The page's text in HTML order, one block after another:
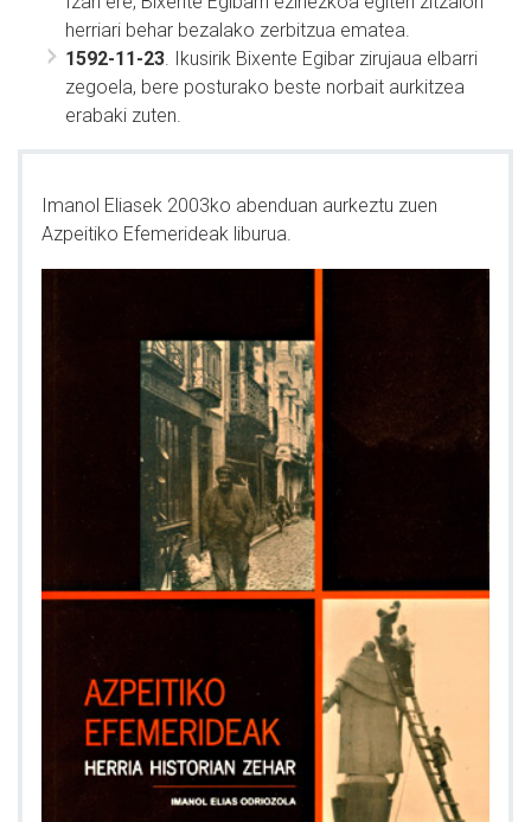
herriari behar bezalako zerbitzua ematea.
1592-11-23 . Ikusirik Bixente Egibar zirujaua elbarri
zegoela, bere posturako beste norbait aurkitzea
erabaki zuten.
Imanol Eliasek 2003ko abenduan aurkeztu zuen
Azpeitiko Efemerideak liburua.